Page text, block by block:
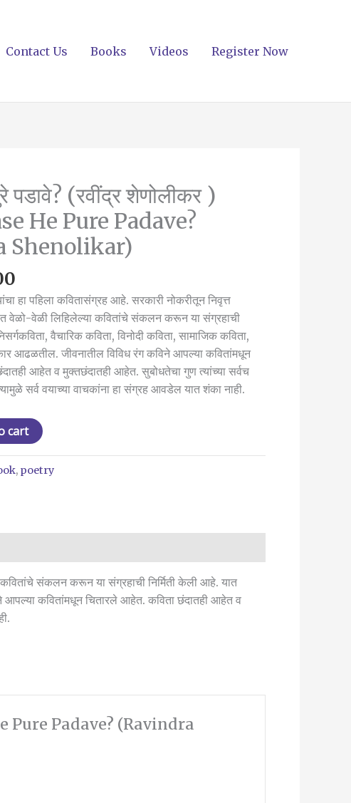
Contact Us Books Videos Register Now
पडावे? (रवींद्र शेणोलीकर )
He Pure Padave?
Shenolikar)
Current
price
is:
₹170.00.
हा पहिला कवितासंग्रह आहे. सरकारी नोकरीतून निवृत्त
वेळो-वेळी लिहिलेल्या कवितांचे संकलन करून या संग्रहाची
वैचारिक कविता, विनोदी कविता, सामाजिक कविता,
आढळतील. जीवनातील विविध रंग कविने आपल्या कवितांमधून
आहेत व मुक्तछंदातही आहेत. सुबोधतेचा गुण त्यांच्या सर्वच
सर्व वयाच्या वाचकांना हा संग्रह आवडेल यात शंका नाही.
cart
, poetry
कवितांचे संकलन करून या संग्रहाची निर्मिती केली आहे. यात
आपल्या कवितांमधून चितारले आहेत. कविता छंदातही आहेत व
Pure Padave? (Ravindra